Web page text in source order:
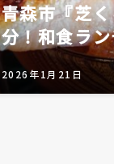
青森市『芝
分！和食ラ
2026年1月21日